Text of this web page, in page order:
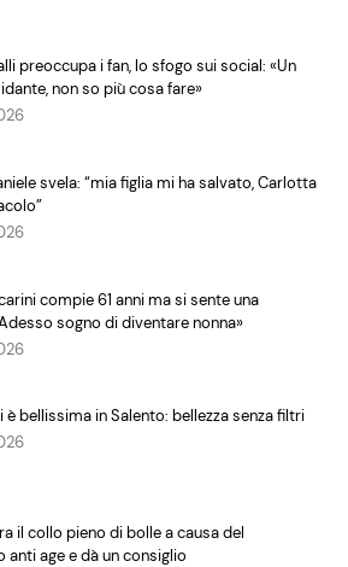
preoccupa i fan, lo sfogo sui social: «Un
non so più cosa fare»
svela: “mia figlia mi ha salvato, Carlotta
compie 61 anni ma si sente una
sogno di diventare nonna»
è bellissima in Salento: bellezza senza filtri
il collo pieno di bolle a causa del
age e dà un consiglio